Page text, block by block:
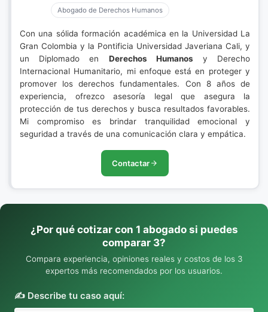
Abogado de Derechos Humanos
Con una sólida formación académica en la Universidad La
Gran Colombia y la Pontificia Universidad Javeriana Cali, y
un Diplomado en Derechos Humanos y Derecho
Internacional Humanitario, mi enfoque está en proteger y
promover los derechos fundamentales. Con 8 años de
experiencia, ofrezco asesoría legal que asegura la
protección de tus derechos y busca resultados favorables.
Mi compromiso es brindar tranquilidad emocional y
seguridad a través de una comunicación clara y empática.
Contactar
¿Por qué cotizar con 1 abogado si puedes
comparar 3?
Compara experiencia, opiniones reales y costos de los 3
expertos más recomendados por los usuarios.
✍️ Describe tu caso aquí: